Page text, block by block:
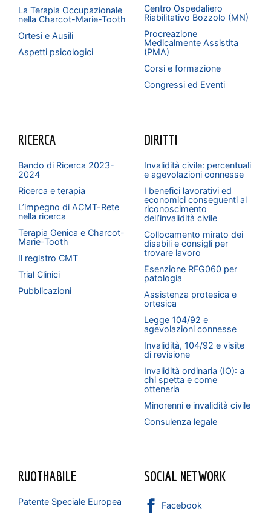
La Terapia Occupazionale
nella Charcot-Marie-Tooth
Ortesi e Ausili
Aspetti psicologici
Centro Ospedaliero
Riabilitativo Bozzolo (MN)
Procreazione
Medicalmente Assistita
(PMA)
Corsi e formazione
Congressi ed Eventi
RICERCA
Bando di Ricerca 2023-
2024
Ricerca e terapia
L’impegno di ACMT-Rete
nella ricerca
Terapia Genica e Charcot-
Marie-Tooth
Il registro CMT
Trial Clinici
Pubblicazioni
DIRITTI
Invalidità civile: percentuali
e agevolazioni connesse
I benefici lavorativi ed
economici conseguenti al
riconoscimento
dell’invalidità civile
Collocamento mirato dei
disabili e consigli per
trovare lavoro
Esenzione RFG060 per
patologia
Assistenza protesica e
ortesica
Legge 104/92 e
agevolazioni connesse
Invalidità, 104/92 e visite
di revisione
Invalidità ordinaria (IO): a
chi spetta e come
ottenerla
Minorenni e invalidità civile
Consulenza legale
RUOTHABILE
Patente Speciale Europea
SOCIAL NETWORK
Facebook